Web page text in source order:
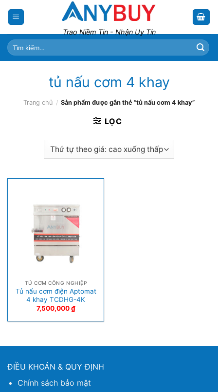
Trao Niềm Tin - Nhận Uy Tín
Tìm
kiếm:
tủ nấu cơm 4 khay
Trang chủ / Sản phẩm được gắn thẻ “tủ nấu cơm 4 khay”
LỌC
TỦ CƠM CÔNG NGHIỆP
Tủ nấu cơm điện Aptomat
4 khay TCDHG-4K
7,500,000₫
ĐIỀU KHOẢN & QUY ĐỊNH
Chính sách bảo mật